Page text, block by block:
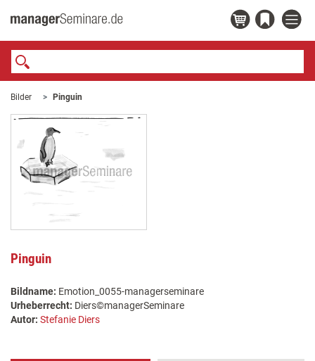
Bilder Pinguin
Pinguin
Bildname: Emotion_0055-managerseminare
Urheberrecht: Diers©managerSeminare
Autor: Stefanie Diers